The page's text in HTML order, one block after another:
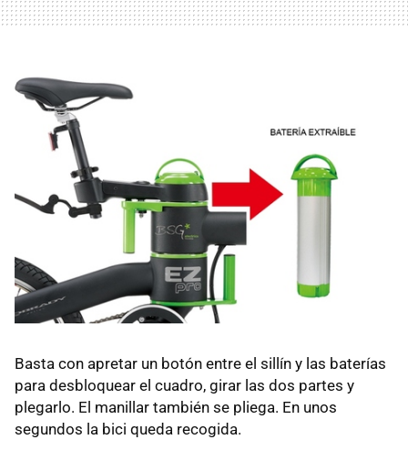
Basta con apretar un botón entre el sillín y las baterías
para desbloquear el cuadro, girar las dos partes y
plegarlo. El manillar también se pliega. En unos
segundos la bici queda recogida.